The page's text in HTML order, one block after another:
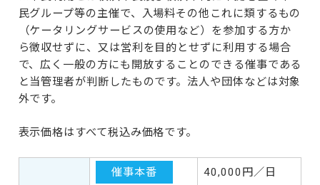
民グループ等の主催で、入場料その他これに類するもの
（ケータリングサービスの使用など）を参加する方か
ら徴収せずに、又は営利を目的とせずに利用する場合
で、広く一般の方にも開放することのできる催事である
と当管理者が判断したものです。法人や団体などは対象
外です。
表示価格はすべて税込み価格です。
催事本番 40,000円／日